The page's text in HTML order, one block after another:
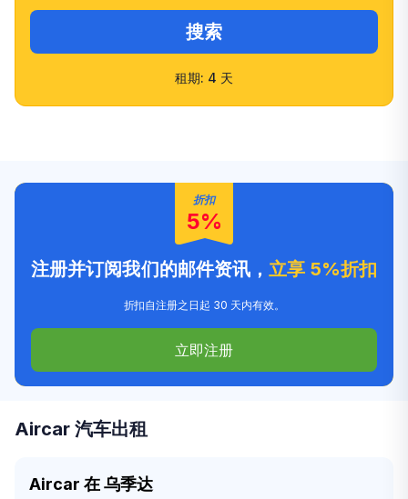
搜索
租期: 4 天
折扣
5%
注册并订阅我们的邮件资讯，立享 5%折扣
折扣自注册之日起 30 天内有效。
立即注册
Aircar 汽车出租
Aircar 在 乌季达